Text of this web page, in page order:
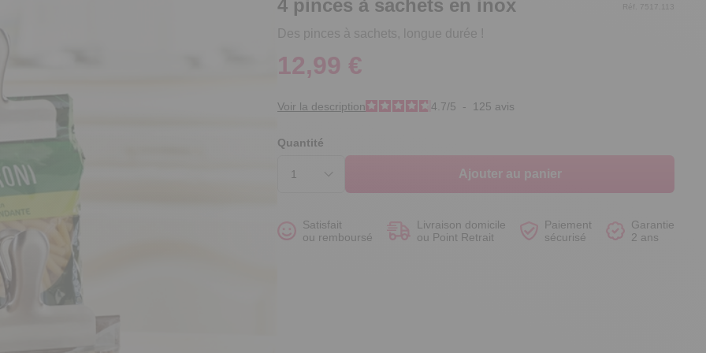
4 pinces à sachets en inox
Des pinces à sachets, longue durée !
Réf. 7517.113
12,99 €
Voir la description 4.7/5 - 125 avis
Quantité
Ajouter au panier
Satisfait
ou remboursé
Livraison domicile
ou Point Retrait
Paiement
sécurisé
Garantie
2 ans